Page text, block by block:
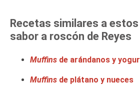
Recetas similares a estos
sabor a roscón de Reyes
Muffins de arándanos y yogur
Muffins de plátano y nueces